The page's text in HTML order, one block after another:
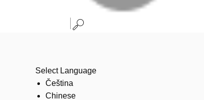
Select Language
Čeština
Chinese